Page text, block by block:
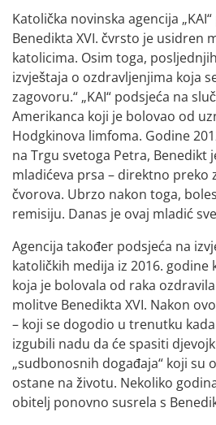
Katolička novinska agencija
Benedikta XVI. čvrsto je usidren
katolicima. Osim toga,
izvještaja o ozdravljenjima koja
zagovoru.“ „KAI“ podsjeća na
Amerikanca koji je bolovao od
Hodgkinova limfoma. Godine
na Trgu svetoga Petra, Benedikt
mladićeva prsa – direktno preko
čvorova. Ubrzo nakon toga,
remisiju. Danas je ovaj mladić
Agencija također podsjeća na
katoličkih medija iz 2016. godine
koja je bolovala od raka
molitve Benedikta XVI. Nakon
– koji se dogodio u trenutku
izgubili nadu da će spasiti
„sudbonosnih događaja“ koji su
ostane na životu. Nekoliko
obitelj ponovno susrela s